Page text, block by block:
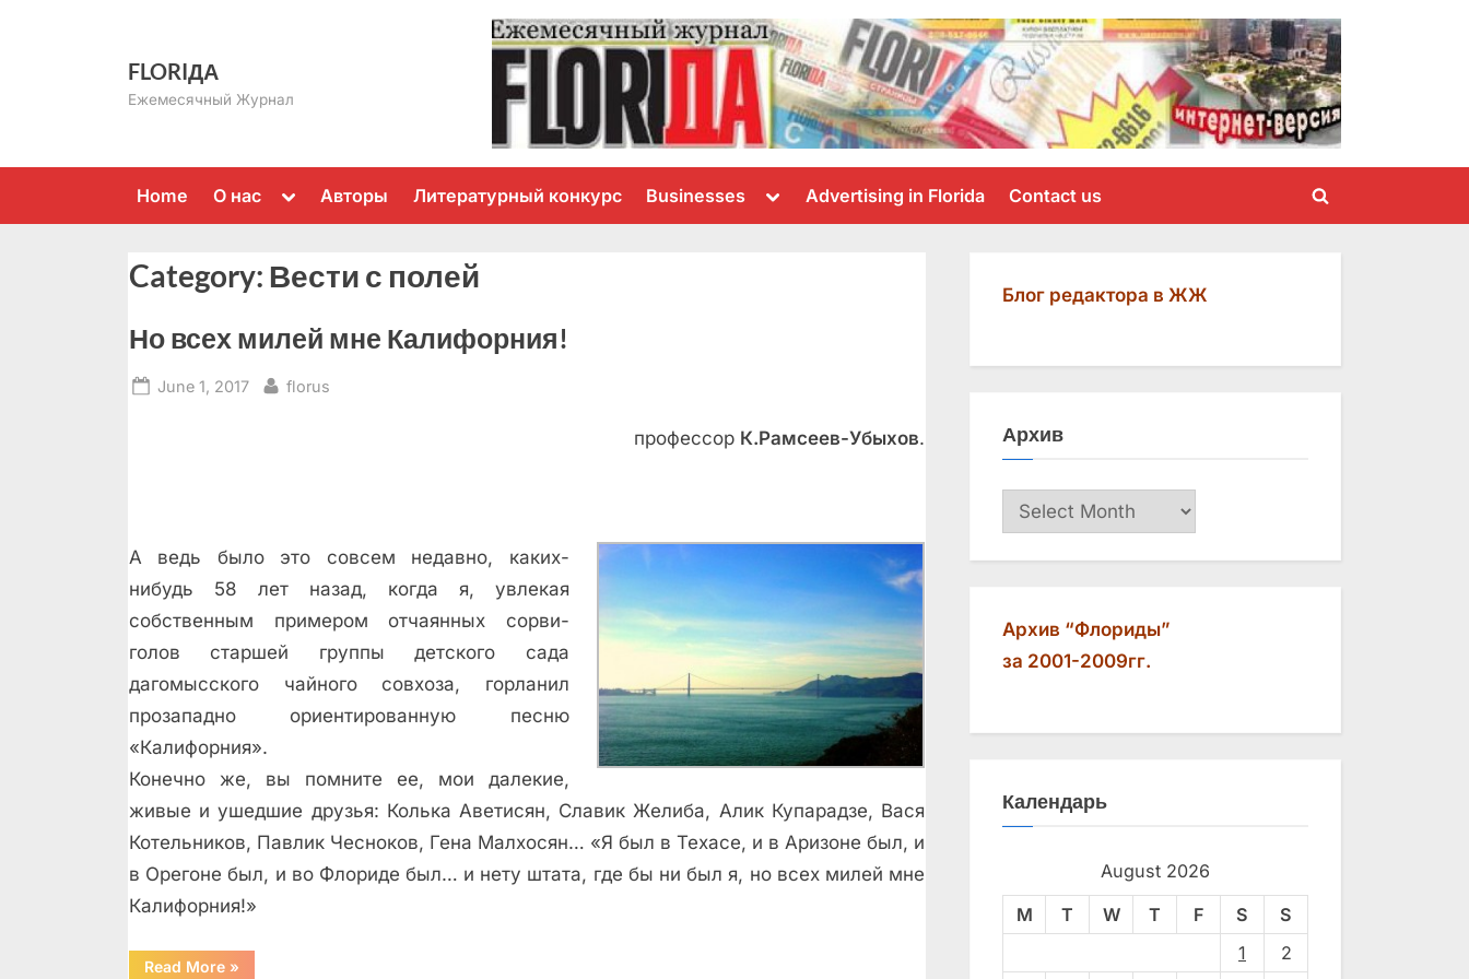
FLORIДА
Ежемесячный Журнал
Home О нас
Toggle
menu
Авторы Литературный конкурс Businesses
Toggle
menu
Advertising in Florida Contact us
Toggle
Category: Вести с полей
Но всех милей мне Калифорния!
Posted
June 1, 2017 By
florus
профессор К.Рамсеев-Убыхов.
А ведь было это совсем недавно, каких-
нибудь 58 лет назад, когда я, увлекая
собственным примером отчаянных сорви-
голов старшей группы детского сада
дагомысского чайного совхоза, горланил
прозападно ориентированную песню
«Калифорния».
Конечно же, вы помните ее, мои далекие,
живые и ушедшие друзья: Колька Аветисян, Славик Желиба, Алик Купарадзе, Вася
Котельников, Павлик Чесноков, Гена Малхосян… «Я был в Техасе, и в Аризоне был, и
в Орегоне был, и во Флориде был… и нету штата, где бы ни был я, но всех милей мне
Калифорния!»
Read More“Но
»
Блог редактора в ЖЖ
Архив
Архив
Архив “Флориды”
за 2001-2009гг.
Календарь
August 2026
M T W T F S
S
1
2